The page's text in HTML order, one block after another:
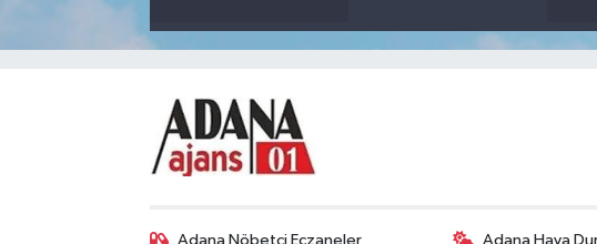
Adana Nöbetçi Eczaneler Adana Hava